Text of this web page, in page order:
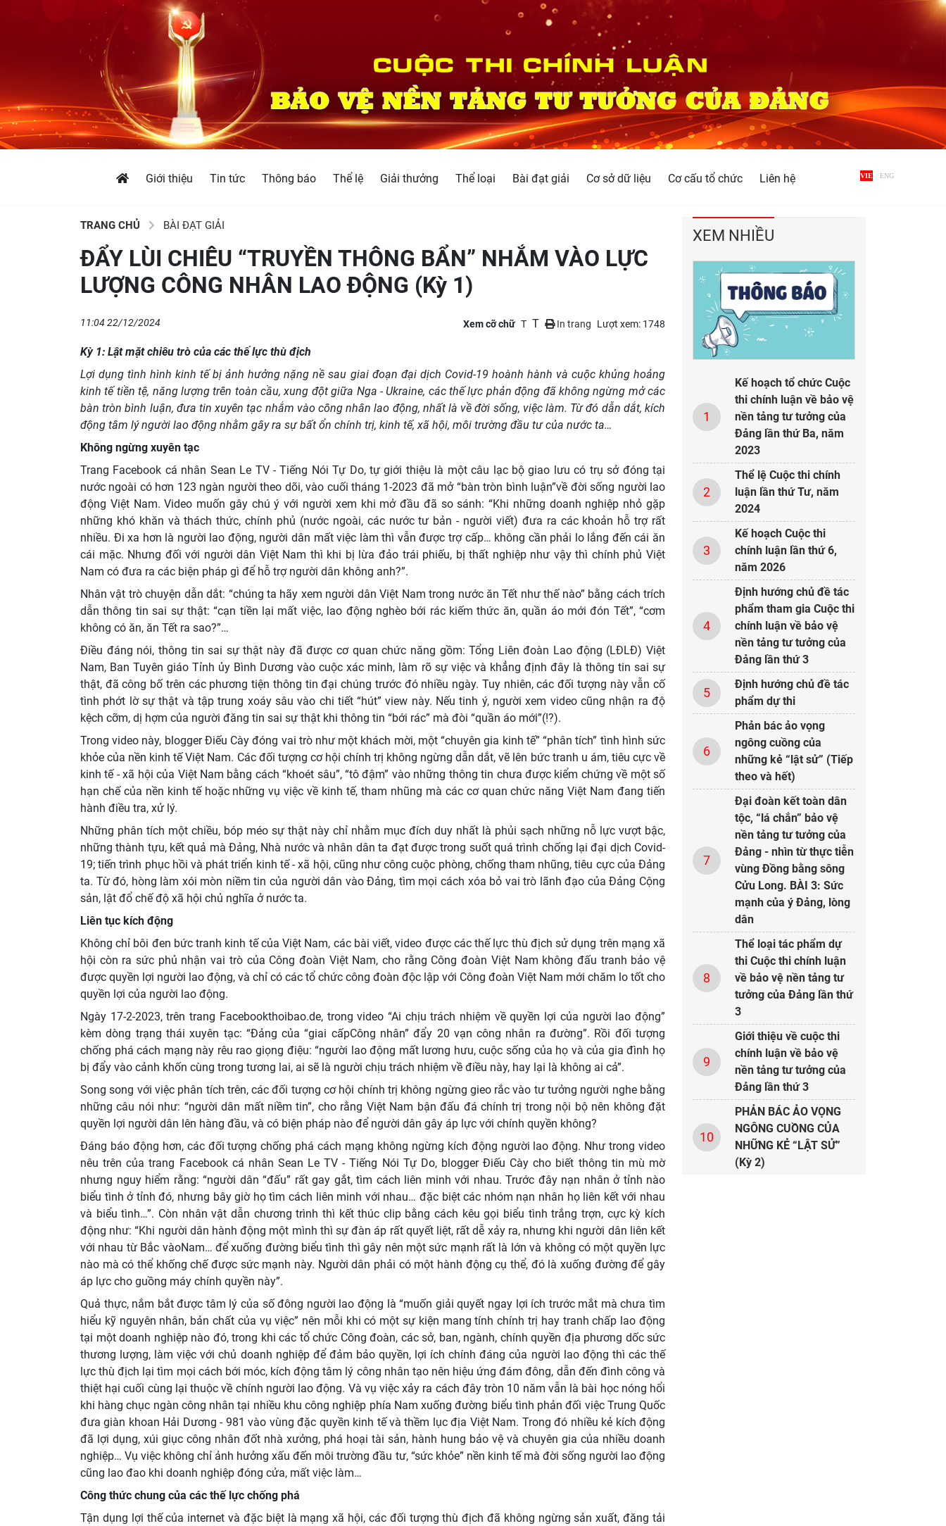
Giới thiệu Tin tức Thông báo Thể lệ Giải thưởng Thể loại Bài đạt giải Cơ sở dữ liệu Cơ cấu tổ chức Liên hệ VIE ENG
TRANG CHỦ BÀI ĐẠT GIẢI
ĐẨY LÙI CHIÊU “TRUYỀN THÔNG BẨN” NHẮM VÀO LỰC
LƯỢNG CÔNG NHÂN LAO ĐỘNG (Kỳ 1)
11:04 22/12/2024 Xem cỡ chữ T T In trang Lượt xem: 1748
Kỳ 1: Lật mặt chiêu trò của các thế lực thù địch
Lợi dụng tình hình kinh tế bị ảnh hưởng nặng nề sau giai đoạn đại dịch Covid-19 hoành hành và cuộc khủng hoảng
kinh tế tiền tệ, năng lượng trên toàn cầu, xung đột giữa Nga - Ukraine, các thế lực phản động đã không ngừng mở các
bàn tròn bình luận, đưa tin xuyên tạc nhắm vào công nhân lao động, nhất là về đời sống, việc làm. Từ đó dẫn dắt, kích
động tâm lý người lao động nhằm gây ra sự bất ổn chính trị, kinh tế, xã hội, môi trường đầu tư của nước ta…
Không ngừng xuyên tạc
Trang Facebook cá nhân Sean Le TV - Tiếng Nói Tự Do, tự giới thiệu là một câu lạc bộ giao lưu có trụ sở đóng tại
nước ngoài có hơn 123 ngàn người theo dõi, vào cuối tháng 1-2023 đã mở “bàn tròn bình luận”về đời sống người lao
động Việt Nam. Video muốn gây chú ý với người xem khi mở đầu đã so sánh: “Khi những doanh nghiệp nhỏ gặp
những khó khăn và thách thức, chính phủ (nước ngoài, các nước tư bản - người viết) đưa ra các khoản hỗ trợ rất
nhiều. Đi xa hơn là người lao động, người dân mất việc làm thì vẫn được trợ cấp… không cần phải lo lắng đến cái ăn
cái mặc. Nhưng đối với người dân Việt Nam thì khi bị lừa đảo trái phiếu, bị thất nghiệp như vậy thì chính phủ Việt
Nam có đưa ra các biện pháp gì để hỗ trợ người dân không anh?”.
Nhân vật trò chuyện dẫn dắt: “chúng ta hãy xem người dân Việt Nam trong nước ăn Tết như thế nào” bằng cách trích
dẫn thông tin sai sự thật: “cạn tiền lại mất việc, lao động nghèo bới rác kiếm thức ăn, quần áo mới đón Tết”, “cơm
không có ăn, ăn Tết ra sao?”…
Điều đáng nói, thông tin sai sự thật này đã được cơ quan chức năng gồm: Tổng Liên đoàn Lao động (LĐLĐ) Việt
Nam, Ban Tuyên giáo Tỉnh ủy Bình Dương vào cuộc xác minh, làm rõ sự việc và khẳng định đây là thông tin sai sự
thật, đã công bố trên các phương tiện thông tin đại chúng trước đó nhiều ngày. Tuy nhiên, các đối tượng này vẫn cố
tình phớt lờ sự thật và tập trung xoáy sâu vào chi tiết “hút” view này. Nếu tinh ý, người xem video cũng nhận ra độ
kệch cỡm, dị hợm của người đăng tin sai sự thật khi thông tin “bới rác” mà đòi “quần áo mới”(!?).
Trong video này, blogger Điếu Cày đóng vai trò như một khách mời, một “chuyên gia kinh tế” “phân tích” tình hình sức
khỏe của nền kinh tế Việt Nam. Các đối tượng cơ hội chính trị không ngừng dẫn dắt, vẽ lên bức tranh u ám, tiêu cực về
kinh tế - xã hội của Việt Nam bằng cách “khoét sâu”, “tô đậm” vào những thông tin chưa được kiểm chứng về một số
hạn chế của nền kinh tế hoặc những vụ việc về kinh tế, tham nhũng mà các cơ quan chức năng Việt Nam đang tiến
hành điều tra, xử lý.
Những phân tích một chiều, bóp méo sự thật này chỉ nhằm mục đích duy nhất là phủi sạch những nỗ lực vượt bậc,
những thành tựu, kết quả mà Đảng, Nhà nước và nhân dân ta đạt được trong suốt quá trình chống lại đại dịch Covid-
19; tiến trình phục hồi và phát triển kinh tế - xã hội, cũng như công cuộc phòng, chống tham nhũng, tiêu cực của Đảng
ta. Từ đó, hòng làm xói mòn niềm tin của người dân vào Đảng, tìm mọi cách xóa bỏ vai trò lãnh đạo của Đảng Cộng
sản, lật đổ chế độ xã hội chủ nghĩa ở nước ta.
Liên tục kích động
Không chỉ bôi đen bức tranh kinh tế của Việt Nam, các bài viết, video được các thế lực thù địch sử dụng trên mạng xã
hội còn ra sức phủ nhận vai trò của Công đoàn Việt Nam, cho rằng Công đoàn Việt Nam không đấu tranh bảo vệ
được quyền lợi người lao động, và chỉ có các tổ chức công đoàn độc lập với Công đoàn Việt Nam mới chăm lo tốt cho
quyền lợi của người lao động.
Ngày 17-2-2023, trên trang Facebookthoibao.de, trong video “Ai chịu trách nhiệm về quyền lợi của người lao động”
kèm dòng trạng thái xuyên tạc: “Đảng của “giai cấpCông nhân” đẩy 20 vạn công nhân ra đường”. Rồi đối tượng
chống phá cách mạng này rêu rao giọng điệu: “người lao động mất lương hưu, cuộc sống của họ và của gia đình họ
bị đẩy vào cảnh khốn cùng trong tương lai, ai sẽ là người chịu trách nhiệm về điều này, hay lại là không ai cả”.
Song song với việc phân tích trên, các đối tượng cơ hội chính trị không ngừng gieo rắc vào tư tưởng người nghe bằng
những câu nói như: “người dân mất niềm tin”, cho rằng Việt Nam bận đấu đá chính trị trong nội bộ nên không đặt
quyền lợi người dân lên hàng đầu, và có biện pháp nào để người dân gây áp lực với chính quyền không?
Đáng báo động hơn, các đối tượng chống phá cách mạng không ngừng kích động người lao động. Như trong video
nêu trên của trang Facebook cá nhân Sean Le TV - Tiếng Nói Tự Do, blogger Điếu Cày cho biết thông tin mù mờ
nhưng nguy hiểm rằng: “người dân “đấu” rất gay gắt, tìm cách liên minh với nhau. Trước đây nạn nhân ở tỉnh nào
biểu tình ở tỉnh đó, nhưng bây giờ họ tìm cách liên minh với nhau… đặc biệt các nhóm nạn nhân họ liên kết với nhau
và biểu tình…”. Còn nhân vật dẫn chương trình thì kết thúc clip bằng cách kêu gọi biểu tình trắng trợn, cực kỳ kích
động như: “Khi người dân hành động một mình thì sự đàn áp rất quyết liệt, rất dễ xảy ra, nhưng khi người dân liên kết
với nhau từ Bắc vàoNam… để xuống đường biểu tình thì gây nên một sức mạnh rất là lớn và không có một quyền lực
nào mà có thể khống chế được sức mạnh này. Người dân phải có một hành động cụ thể, đó là xuống đường để gây
áp lực cho guồng máy chính quyền này”.
Quả thực, nắm bắt được tâm lý của số đông người lao động là “muốn giải quyết ngay lợi ích trước mắt mà chưa tìm
hiểu kỹ nguyên nhân, bản chất của vụ việc” nên mỗi khi có một sự kiện mang tính chính trị hay tranh chấp lao động
tại một doanh nghiệp nào đó, trong khi các tổ chức Công đoàn, các sở, ban, ngành, chính quyền địa phương dốc sức
thương lượng, làm việc với chủ doanh nghiệp để đảm bảo quyền, lợi ích chính đáng của người lao động thì các thế
lực thù địch lại tìm mọi cách bới móc, kích động tâm lý công nhân tạo nên hiệu ứng đám đông, dẫn đến đình công và
thiệt hại cuối cùng lại thuộc về chính người lao động. Và vụ việc xảy ra cách đây tròn 10 năm vẫn là bài học nóng hổi
khi hàng chục ngàn công nhân tại nhiều khu công nghiệp phía Nam xuống đường biểu tình phản đối việc Trung Quốc
đưa giàn khoan Hải Dương - 981 vào vùng đặc quyền kinh tế và thềm lục địa Việt Nam. Trong đó nhiều kẻ kích động
đã lợi dụng, xúi giục công nhân đốt nhà xưởng, phá hoại tài sản, hành hung bảo vệ và chuyên gia của nhiều doanh
nghiệp… Vụ việc không chỉ ảnh hưởng xấu đến môi trường đầu tư, “sức khỏe” nền kinh tế mà đời sống người lao động
cũng lao đao khi doanh nghiệp đóng cửa, mất việc làm…
Công thức chung của các thế lực chống phá
Tận dụng lợi thế của internet và đặc biệt là mạng xã hội, các đối tượng thù địch đã không ngừng sản xuất, đăng tải
XEM NHIỀU
1
Kế hoạch tổ chức Cuộc
thi chính luận về bảo vệ
nền tảng tư tưởng của
Đảng lần thứ Ba, năm
2023
2
Thể lệ Cuộc thi chính
luận lần thứ Tư, năm
2024
3
Kế hoạch Cuộc thi
chính luận lần thứ 6,
năm 2026
4
Định hướng chủ đề tác
phẩm tham gia Cuộc thi
chính luận về bảo vệ
nền tảng tư tưởng của
Đảng lần thứ 3
5
Định hướng chủ đề tác
phẩm dự thi
6
Phản bác ảo vọng
ngông cuồng của
những kẻ “lật sử” (Tiếp
theo và hết)
7
Đại đoàn kết toàn dân
tộc, “lá chắn” bảo vệ
nền tảng tư tưởng của
Đảng - nhìn từ thực tiễn
vùng Đồng bằng sông
Cửu Long. BÀI 3: Sức
mạnh của ý Đảng, lòng
dân
8
Thể loại tác phẩm dự
thi Cuộc thi chính luận
về bảo vệ nền tảng tư
tưởng của Đảng lần thứ
3
9
Giới thiệu về cuộc thi
chính luận về bảo vệ
nền tảng tư tưởng của
Đảng lần thứ 3
10
PHẢN BÁC ẢO VỌNG
NGÔNG CUỒNG CỦA
NHỮNG KẺ “LẬT SỬ”
(Kỳ 2)